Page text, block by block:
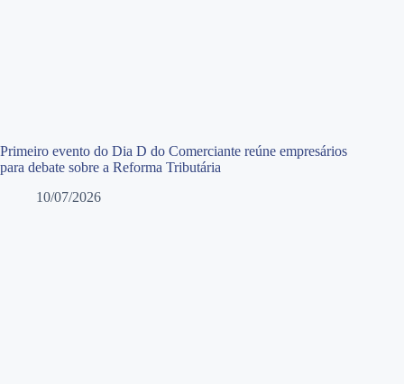
Primeiro evento do Dia D do Comerciante reúne empresários
para debate sobre a Reforma Tributária
10/07/2026